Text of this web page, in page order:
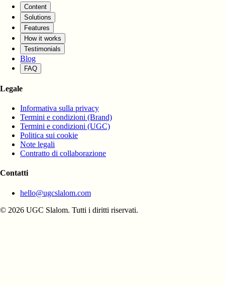
Content
Solutions
Features
How it works
Testimonials
Blog
FAQ
Legale
Informativa sulla privacy
Termini e condizioni (Brand)
Termini e condizioni (UGC)
Politica sui cookie
Note legali
Contratto di collaborazione
Contatti
hello@ugcslalom.com
© 2026 UGC Slalom. Tutti i diritti riservati.